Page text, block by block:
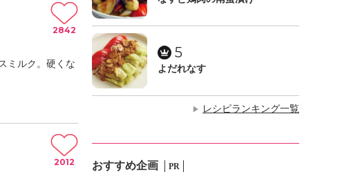
ミルク。硬くな
2842
2012
5
よだれなす
▶ レシピランキング一覧
おすすめ企画 PR